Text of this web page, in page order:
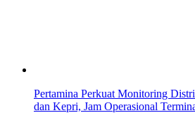
Pertamina Perkuat Monitoring
dan Kepri, Jam Operasional